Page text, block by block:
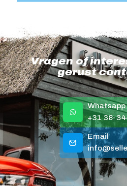
Vragen of
gerust
+31 38-
Email